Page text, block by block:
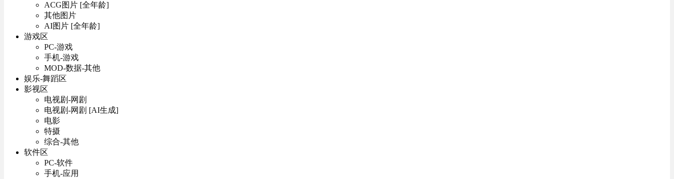
ACG图片 [全年龄]
其他图片
AI图片 [全年龄]
游戏区
PC-游戏
手机-游戏
MOD-数据-其他
娱乐-舞蹈区
影视区
电视剧-网剧
电视剧-网剧 [AI生成]
电影
特摄
综合-其他
软件区
PC-软件
手机-应用